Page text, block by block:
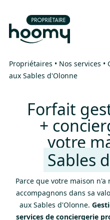
au
menu
contenu
Propriétaires • Nos services •
aux Sables d'Olonne
Forfait
+
votre
Sables
Parce que votre maison
accompagnons dans sa
aux Sables d'Olonne.
services de conciergerie